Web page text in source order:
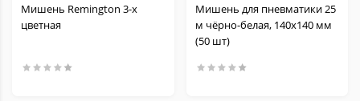
Мишень Remington 3-х
цветная
Мишень для пневматики 25
м чёрно-белая, 140х140 мм
(50 шт)